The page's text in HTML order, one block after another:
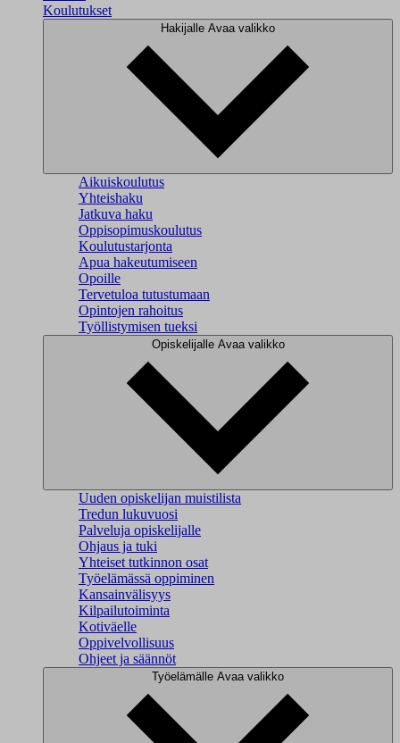
Koulutukset
Hakijalle Avaa valikko
Aikuiskoulutus
Yhteishaku
Jatkuva haku
Oppisopimuskoulutus
Koulutustarjonta
Apua hakeutumiseen
Opoille
Tervetuloa tutustumaan
Opintojen rahoitus
Työllistymisen tueksi
Opiskelijalle Avaa valikko
Uuden opiskelijan muistilista
Tredun lukuvuosi
Palveluja opiskelijalle
Ohjaus ja tuki
Yhteiset tutkinnon osat
Työelämässä oppiminen
Kansainvälisyys
Kilpailutoiminta
Kotiväelle
Oppivelvollisuus
Ohjeet ja säännöt
Työelämälle Avaa valikko